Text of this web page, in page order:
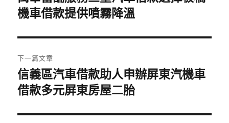
導
覽
一
文
章:
機車借款提供噴霧降溫
下一篇文章
下
一
文
信義區汽車借款助人申辦屏東汽機車
借款多元屏東房屋二胎